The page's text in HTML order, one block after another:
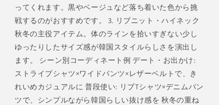
ってくれます。黒やベージュなど落ち着いた色から挑
戦するのがおすすめです。 3. リブニット・ハイネック
秋冬の主役アイテム。体のラインを拾いすぎない少し
ゆったりしたサイズ感が韓国スタイルらしさを演出し
ます。 シーン別コーディネート例 デート・お出かけ:
ストライプシャツ×ワイドパンツ×レザーベルトで、き
れいめカジュアルに 普段使い: リブTシャツ×デニムパン
ツで、シンプルながら韓国らしい抜け感を 秋冬の重ね